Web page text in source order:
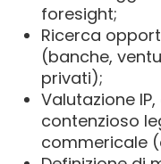
foresight;
Ricerca
(banche,
privati);
Valutazione
contenzioso
commericale